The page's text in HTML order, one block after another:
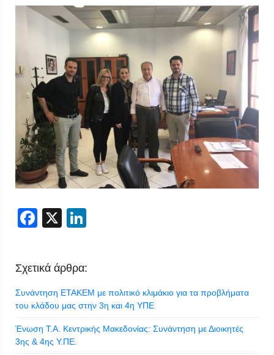
Facebook
X
Σχετικά άρθρα:
Συνάντηση ΕΤΑΚΕΜ με πολιτικό κλιμάκιο για τα προβλήματα
του κλάδου μας στην 3η και 4η ΥΠΕ
Ένωση Τ.Α. Κεντρικής Μακεδονίας: Συνάντηση με Διοικητές
3ης & 4ης Υ.ΠΕ.